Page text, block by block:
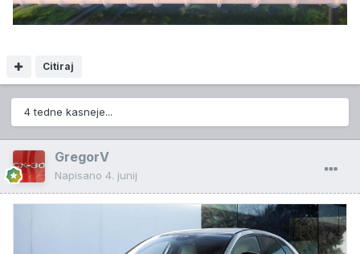
Citiraj
4 tedne kasneje...
GregorV
Napisano 4. junij